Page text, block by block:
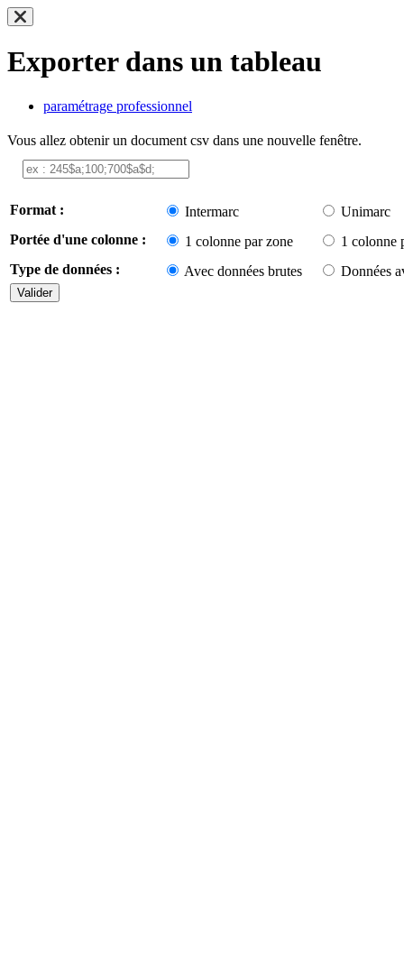
Exporter dans un tableau
paramétrage professionnel
Vous allez obtenir un document csv dans une nouvelle fenêtre.
Format : Intermarc
Unimarc
Portée d'une colonne :
1 colonne par zone
1 colonne
Type de données :
Avec données brutes Données